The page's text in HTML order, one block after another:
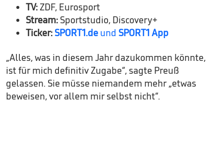
TV: ZDF, Eurosport
Stream: Sportstudio, Discovery+
Ticker:SPORT1.de und SPORT1 App
„Alles, was in diesem Jahr dazukommen könnte,
ist für mich definitiv Zugabe“, sagte Preuß
gelassen. Sie müsse niemandem mehr „etwas
beweisen, vor allem mir selbst nicht“.